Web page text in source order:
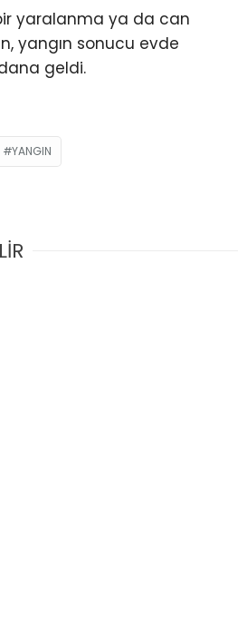
yaralanma ya da can
yangın sonucu evde
geldi.
YANGIN